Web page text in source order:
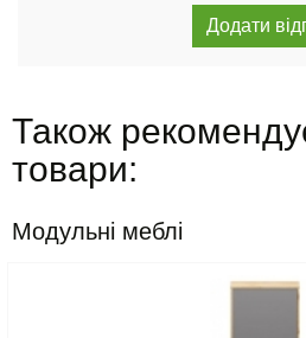
Також
товари:
Модульні меблі